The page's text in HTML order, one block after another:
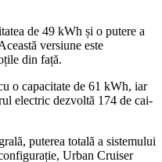
de 49 kWh și o putere a
versiune este
din față.
o capacitate de 61 kWh, iar
electric dezvoltă 174 de cai-
puterea totală a sistemului
Urban Cruiser